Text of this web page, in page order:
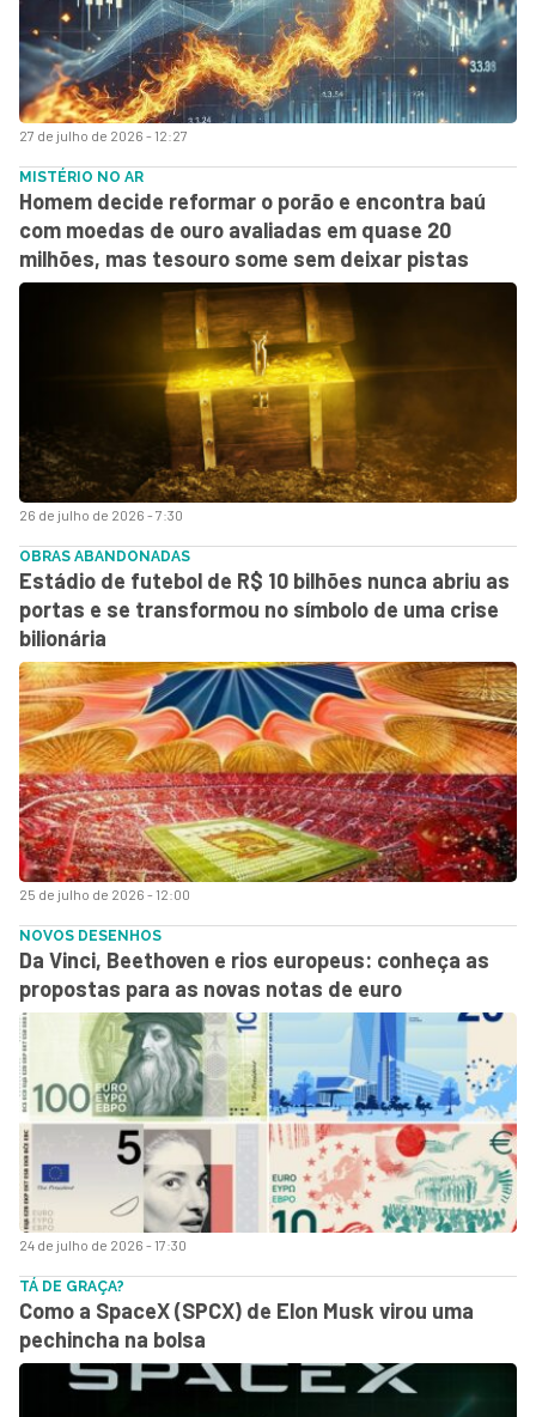
27 de julho de 2026 - 12:27
26 de julho de 2026 - 7:30
MISTÉRIO NO AR
Homem decide reformar o porão e encontra baú
com moedas de ouro avaliadas em quase 20
milhões, mas tesouro some sem deixar pistas
25 de julho de 2026 - 12:00
OBRAS ABANDONADAS
Estádio de futebol de R$ 10 bilhões nunca abriu as
portas e se transformou no símbolo de uma crise
bilionária
24 de julho de 2026 - 17:30
NOVOS DESENHOS
Da Vinci, Beethoven e rios europeus: conheça as
propostas para as novas notas de euro
TÁ DE GRAÇA?
Como a SpaceX (SPCX) de Elon Musk virou uma
pechincha na bolsa